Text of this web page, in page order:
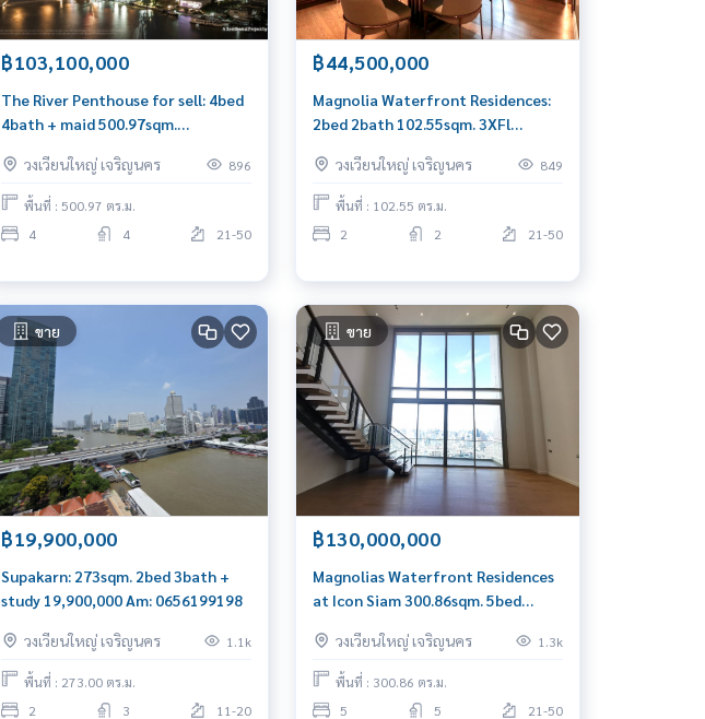
฿103,100,000
The River Penthouse for sell: 4bed
4bath + maid 500.97sqm.
วงเวียนใหญ่ เจริญนคร
896
พื้นที่ : 500.97 ตร.ม.
4
4 21-50
฿44,500,000
Magnolia Waterfront Residences:
2bed 2bath 102.55sqm. 3XFl
วงเวียนใหญ่ เจริญนคร
849
พื้นที่ : 102.55 ตร.ม.
2
2 21-50
ขาย
฿19,900,000
Supakarn: 273sqm. 2bed 3bath +
study 19,900,000 Am: 0656199198
วงเวียนใหญ่ เจริญนคร 1.1k
พื้นที่ : 273.00 ตร.ม.
2
3 11-20
ขาย
฿130,000,000
Magnolias Waterfront Residences
at Icon Siam 300.86sqm. 5bed
0656199198
วงเวียนใหญ่ เจริญนคร 1.3k
พื้นที่ : 300.86 ตร.ม.
5
5 21-50